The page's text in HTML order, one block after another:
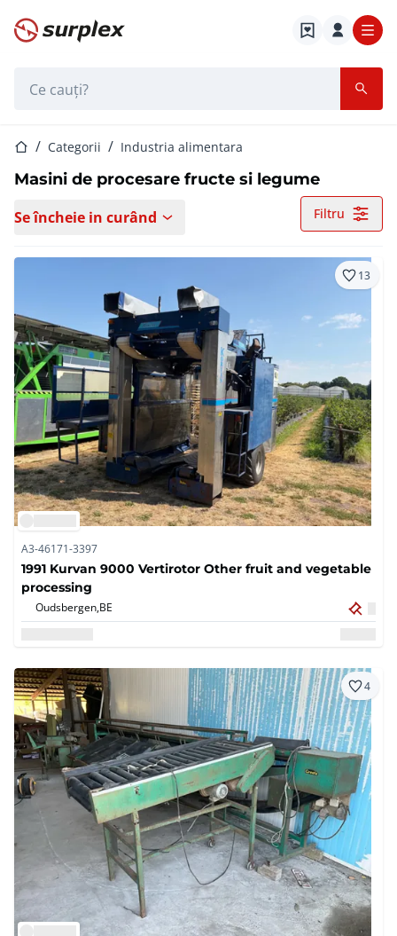
Pagina de start
Pagina de start
Categorii Industria alimentara
Masini de procesare fructe si legume
Se încheie in curând Filtru
13
A3-46171-3397
1991 Kurvan 9000 Vertirotor Other fruit and vegetable
processing
Oudsbergen,BE
4